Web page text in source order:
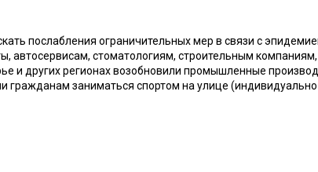
послабления ограничительных мер в связи с
автосервисам, стоматологиям, строительным компаниям,
и других регионах возобновили промышленные
гражданам заниматься спортом на улице (индивидуально